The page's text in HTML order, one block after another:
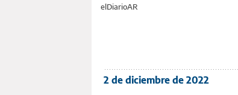
elDiarioAR
2 de diciembre de 2022